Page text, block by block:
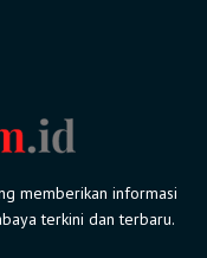
memberikan informasi
terkini dan terbaru.